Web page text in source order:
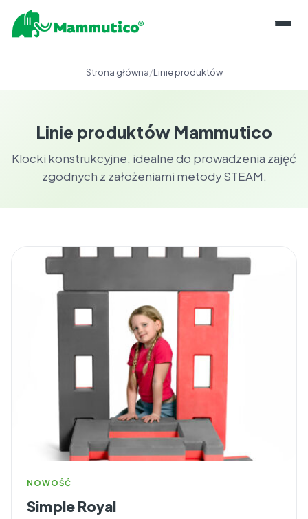
O PIANCE
PRZECHOWYWANIE
GWARANCJE I CERTYFIKATY
OPINIE EKSPERTÓW
INFORMACJE
BLOG
KONTAKT
NAPISZ DO NAS
Strona główna/Linie produktów
Linie produktów Mammutico
Klocki konstrukcyjne, idealne do prowadzenia zajęć
zgodnych z założeniami metody STEAM.
NOWOŚĆ
Simple Royal